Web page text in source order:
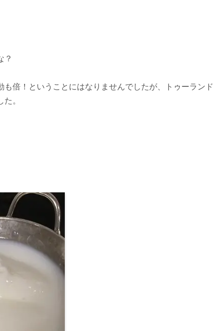
？
倍！ということにはなりませんでしたが、トゥーランド
。